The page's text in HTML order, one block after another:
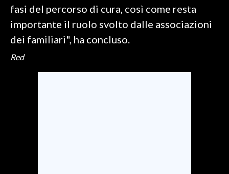
3 MINUTI CON
fasi del percorso di cura, così come resta
importante il ruolo svolto dalle associazioni
dei familiari", ha concluso.
Red